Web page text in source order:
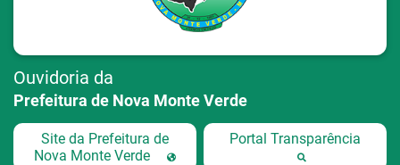
Ouvidoria da
Prefeitura de Nova Monte Verde
Site da Prefeitura de
Nova Monte Verde
Portal Transparência